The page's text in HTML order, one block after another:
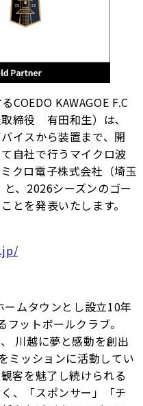
COEDO KAWAGOE F.C
締役 有田和生）は、
イスから装置まで、開
自社で行うマイクロ波
クロ電子株式会社（埼玉
、2026シーズンのゴー
とを発表いたします。
ムタウンとし設立10年
ットボールクラブ。
川越に夢と感動を創出
ミッションに活動してい
客を魅了し続けられる
、「スポンサー」「チ